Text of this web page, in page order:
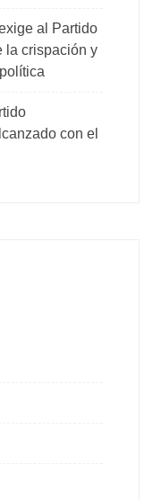
al Partido
la crispación y
con el